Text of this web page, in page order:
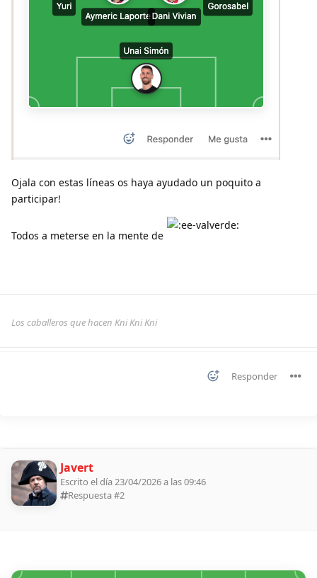
Ojala con estas líneas os haya ayudado un poquito a
participar!
Todos a meterse en la mente de
Los caballeros que hacen Kni Kni Kni
Responder
Javert
Escrito el día 23/04/2026 a las 09:46
Respuesta #2